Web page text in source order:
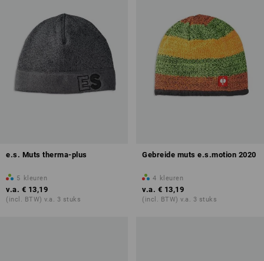
e.s. Muts therma-plus
5 kleuren
v.a. € 13,19
(incl. BTW) v.a. 3 stuks
Gebreide muts e.s.motion 2020
4 kleuren
v.a. € 13,19
(incl. BTW) v.a. 3 stuks